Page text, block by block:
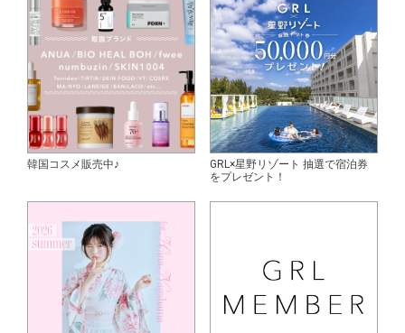
韓国コスメ販売中♪
GRL×星野リゾート 抽選で宿泊券
をプレゼント！